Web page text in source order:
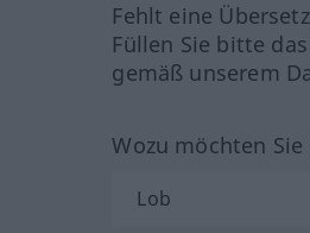
Fehlt eine
Füllen Sie bitte
gemäß unserem
Wozu möchten